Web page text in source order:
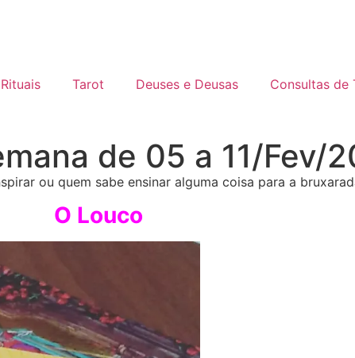
Tarot Deuses e Deusas Consultas de
de 05 a 11/Fev/
ou quem sabe ensinar alguma coisa para a
O Louco